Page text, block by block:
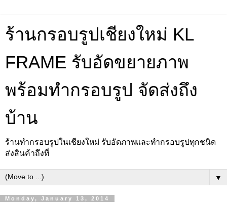
ร้านกรอบรูปเชียงใหม่ KL
FRAME รับอัดขยายภาพ
พร้อมทำกรอบรูป จัดส่งถึง
บ้าน
ร้านทำกรอบรูปในเชียงใหม่ รับอัดภาพและทำกรอบรูปทุกชนิด
ส่งสินค้าถึงที่
▼
Monday, January 13, 2014